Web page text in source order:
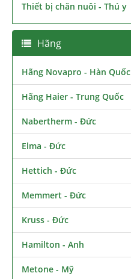
Thiết bị chăn nuôi - Thú y
Hãng
Hãng Novapro - Hàn Quốc
Hãng Haier - Trung Quốc
Nabertherm - Đức
Elma - Đức
Hettich - Đức
Memmert - Đức
Kruss - Đức
Hamilton - Anh
Metone - Mỹ